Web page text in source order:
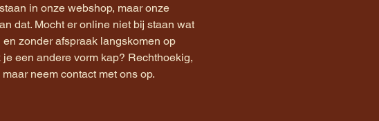
in onze webshop, maar onze
dat. Mocht er online niet bij staan wat
zonder afspraak langskomen op
een andere vorm kap? Rechthoekig,
neem contact met ons op.